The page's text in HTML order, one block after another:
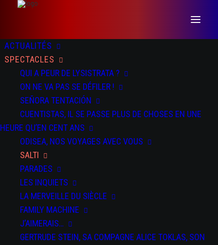
ACTUALITÉS
SPECTACLES
QUI A PEUR DE LYSISTRATA ?
ON NE VA PAS SE DÉFILER !
SEÑORA TENTACIÓN
CUENTISTAS, IL SE PASSE PLUS DE CHOSES EN UNE
HEURE QU’EN CENT ANS
ODISEA, NOS VOYAGES AVEC VOUS
SALTI
PARADES
LES INQUIETS
LA MERVEILLE DU SIÈCLE
FAMILY MACHINE
J’AIMERAIS…
GERTRUDE STEIN, SA COMPAGNE ALICE TOKLAS, SON
DATES DOSSIER PRESSE TEASER
DU 13 AU 14 NOV 2025
Rencontres Chorégraphiques Internationales de Seine Saint-
Denis à Bondy et Pantin
DU 19 AU 22 NOV 2025
La Machinerie - Vénissieux
DU 07 JAN 2026AU 09 FÉV 2026
La Filature, Scène Nationale - Mulhouse